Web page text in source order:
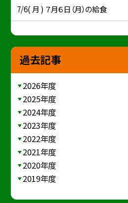
7/6( 月 ) ７月６日（月）の給食
過去記事
2026年度
2025年度
2024年度
2023年度
2022年度
2021年度
2020年度
2019年度